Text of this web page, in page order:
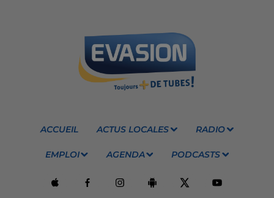
ACCUEIL ACTUS LOCALES RADIO
EMPLOI AGENDA PODCASTS